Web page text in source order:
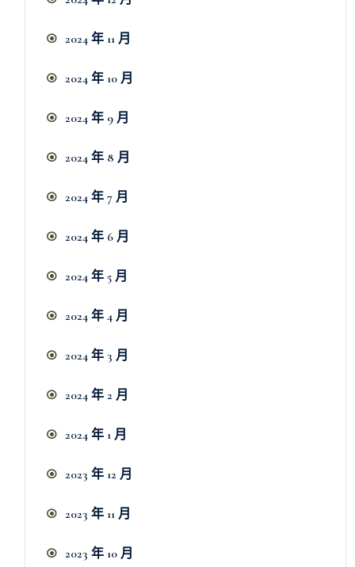
2024 年 11 月
2024 年 10 月
2024 年 9 月
2024 年 8 月
2024 年 7 月
2024 年 6 月
2024 年 5 月
2024 年 4 月
2024 年 3 月
2024 年 2 月
2024 年 1 月
2023 年 12 月
2023 年 11 月
2023 年 10 月